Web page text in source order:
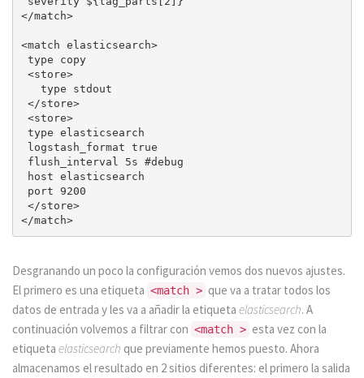
</match>
<match elasticsearch>
</match>
Desgranando un poco la configuración vemos dos nuevos ajustes.
El primero es una etiqueta <match > que va a tratar todos los
datos de entrada y les va a añadir la etiqueta elasticsearch. A
continuación volvemos a filtrar con <match > esta vez con la
etiqueta elasticsearch que previamente hemos puesto. Ahora
almacenamos el resultado en 2 sitios diferentes: el primero la salida